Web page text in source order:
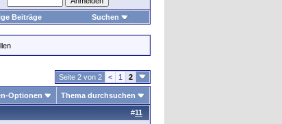
Beiträge Suchen
Seite 2 von 2 < 1 2
Optionen Thema durchsuchen
#11